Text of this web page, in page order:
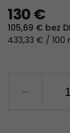
130 €
105,69 € bez
433,33 € / 100